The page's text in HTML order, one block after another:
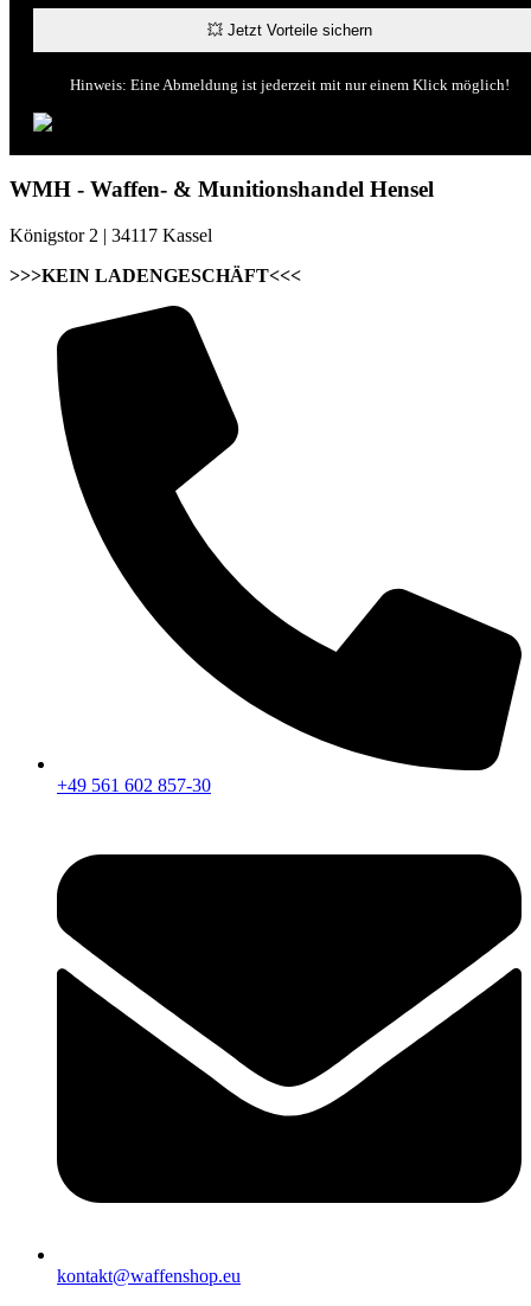
Hinweis: Eine Abmeldung ist jederzeit mit nur einem Klick möglich!
WMH - Waffen- & Munitionshandel Hensel
Königstor 2 | 34117 Kassel
>>>KEIN LADENGESCHÄFT<<<
+49 561 602 857-30
kontakt@waffenshop.eu